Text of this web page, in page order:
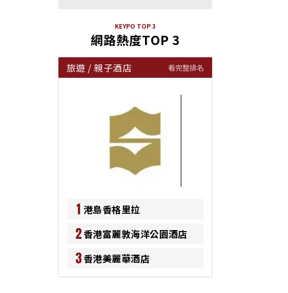
KEYPO TOP 3
網路熱度TOP 3
旅遊 /親子酒店 看完整排名
1 港島香格里拉
2香港富麗敦海洋公園酒店
3香港美麗華酒店